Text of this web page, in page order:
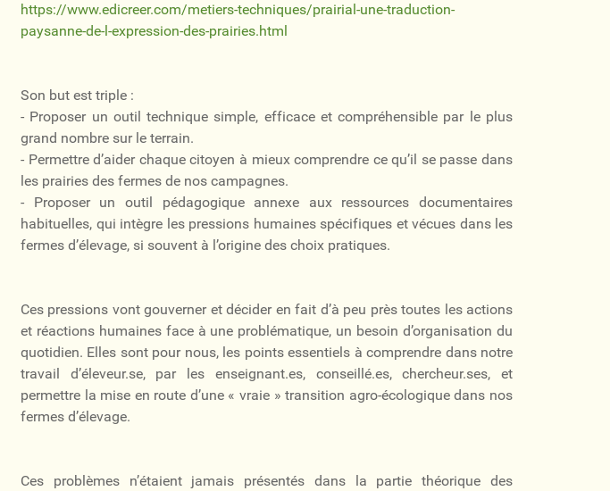
https://www.edicreer.com/metiers-techniques/prairial-une-traduction-
paysanne-de-l-expression-des-prairies.html
Son but est triple :
- Proposer un outil technique simple, efficace et compréhensible par le plus
grand nombre sur le terrain.
- Permettre d’aider chaque citoyen à mieux comprendre ce qu’il se passe dans
les prairies des fermes de nos campagnes.
- Proposer un outil pédagogique annexe aux ressources documentaires
habituelles, qui intègre les pressions humaines spécifiques et vécues dans les
fermes d’élevage, si souvent à l’origine des choix pratiques.
Ces pressions vont gouverner et décider en fait d’à peu près toutes les actions
et réactions humaines face à une problématique, un besoin d’organisation du
quotidien. Elles sont pour nous, les points essentiels à comprendre dans notre
travail d’éleveur.se, par les enseignant.es, conseillé.es, chercheur.ses, et
permettre la mise en route d’une « vraie » transition agro-écologique dans nos
fermes d’élevage.
Ces problèmes n’étaient jamais présentés dans la partie théorique des